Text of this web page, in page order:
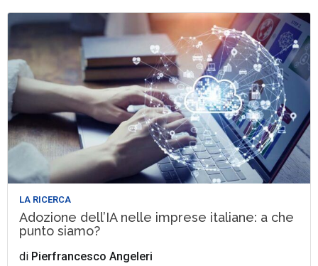
LA RICERCA
Adozione dell’IA nelle imprese italiane: a che
punto siamo?
di Pierfrancesco Angeleri